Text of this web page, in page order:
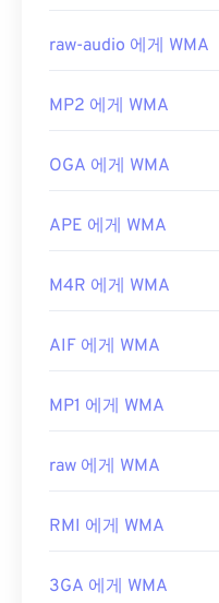
raw-audio 에게 WMA
MP2 에게 WMA
OGA 에게 WMA
APE 에게 WMA
M4R 에게 WMA
AIF 에게 WMA
MP1 에게 WMA
raw 에게 WMA
RMI 에게 WMA
3GA 에게 WMA